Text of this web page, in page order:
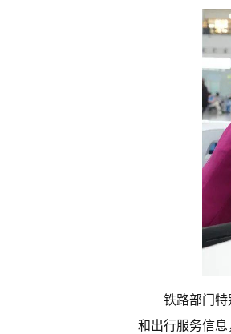
铁路部门
和出行服务信